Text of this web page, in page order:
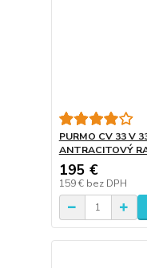
PURMO CV 33 V
ANTRACITOVÝ
195 €
159 € bez DPH